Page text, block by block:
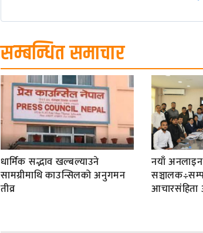
सम्बन्धित समाचार
धार्मिक सद्भाव खल्बल्याउने
सामग्रीमाथि काउन्सिलको अनुगमन
तीव्र
नयाँ